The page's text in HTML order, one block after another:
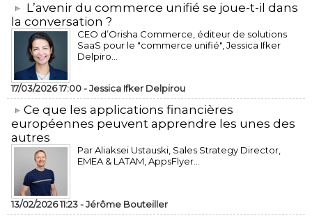
L’avenir du commerce unifié se joue-t-il dans
la conversation ?
CEO d’Orisha Commerce, éditeur de solutions
SaaS pour le "commerce unifié", Jessica Ifker
Delpiro...
17/03/2026 17:00 -Jessica Ifker Delpirou
​Ce que les applications financières
européennes peuvent apprendre les unes des
autres
Par Aliaksei Ustauski, Sales Strategy Director,
EMEA & LATAM, AppsFlyer...
13/02/2026 11:23 -Jérôme Bouteiller